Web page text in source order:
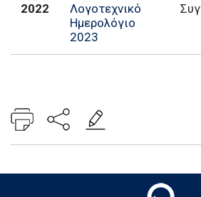
2022
Λογοτεχνικό
Ημερολόγιο
2023